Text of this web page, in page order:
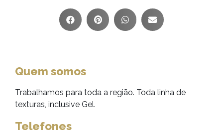
Quem somos
Trabalhamos para toda a região. Toda linha de
texturas, inclusive Gel.
Telefones